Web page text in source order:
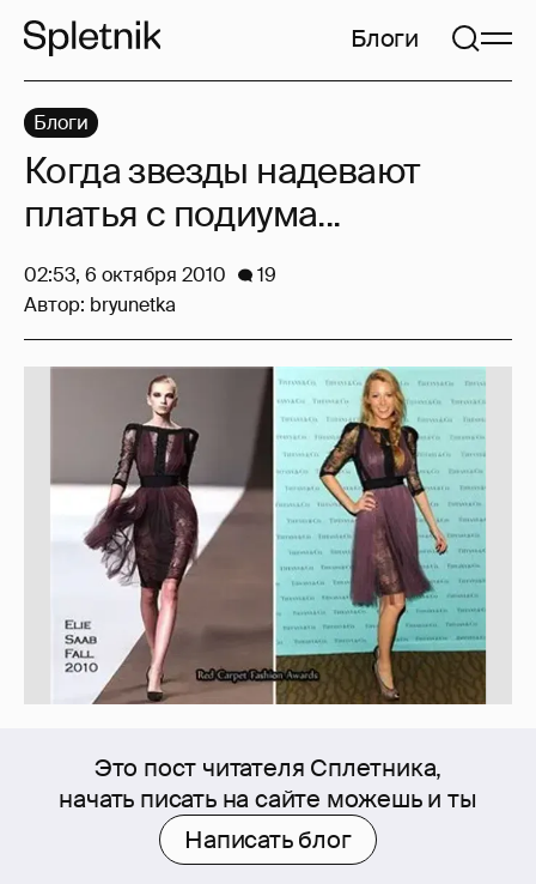
Блоги
Это пост читателя Сплетника,
начать писать на сайте можешь и ты
Написать блог
Блоги
Когда звезды надевают
платья с подиума...
02:53, 6 октября 2010
19
Автор: bryunetka